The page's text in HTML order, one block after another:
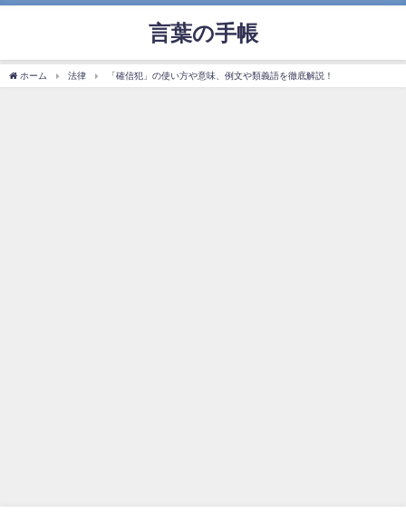
言葉の手帳
ホーム 法律 「確信犯」の使い方や意味、例文や類義語を徹底解説！